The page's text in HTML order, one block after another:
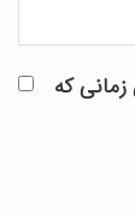
که